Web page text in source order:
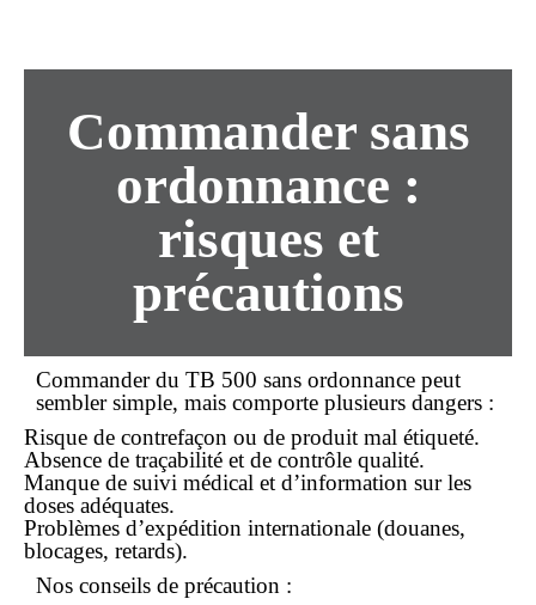
Commander sans
ordonnance :
risques et
précautions
Commander du TB 500 sans ordonnance peut
sembler simple, mais comporte plusieurs dangers :
Risque de contrefaçon ou de produit mal étiqueté.
Absence de traçabilité et de contrôle qualité.
Manque de suivi médical et d’information sur les
doses adéquates.
Problèmes d’expédition internationale (douanes,
blocages, retards).
Nos conseils de précaution :